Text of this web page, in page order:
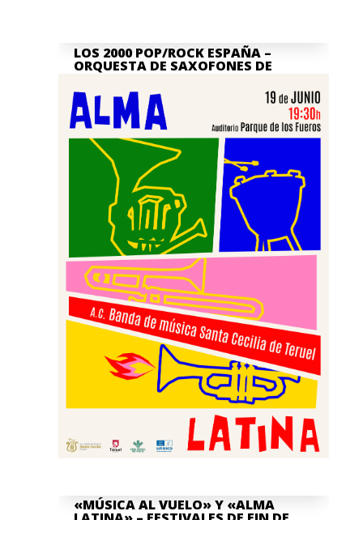
LOS 2000 POP/ROCK ESPAÑA –
ORQUESTA DE SAXOFONES DE
TERUEL
Jul 7, 2026
La actividad en nuestra Asociación
Cultural Banda de Música "Santa Cecilia"
de Teruel no para, y por ello queremos
invitaros, junto a la...
«MÚSICA AL VUELO» Y «ALMA
LATINA» – FESTIVALES DE FIN DE